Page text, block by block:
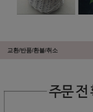
교환/반품/환불/취소